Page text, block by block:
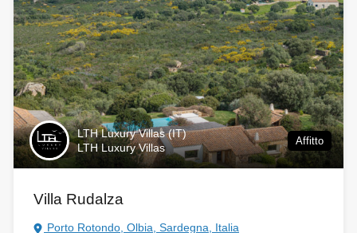
LTH Luxury Villas (IT)
LTH Luxury Villas
Affitto
Villa Rudalza
Porto Rotondo, Olbia, Sardegna, Italia